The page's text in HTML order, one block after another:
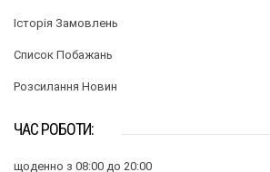
Історія Замовлень
Список Побажань
Розсилання Новин
ЧАС РОБОТИ:
щоденно з 08:00 до 20:00